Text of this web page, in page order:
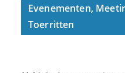
Evenementen,
Toerritten